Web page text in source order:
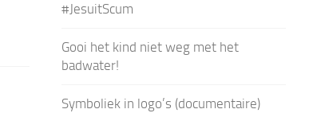
#JesuitScum
Gooi het kind niet weg met het
badwater!
Symboliek in logo’s (documentaire)